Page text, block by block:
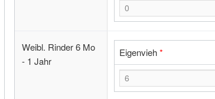
Weibl. Rinder 6 Mo
- 1 Jahr
Eigenvieh*